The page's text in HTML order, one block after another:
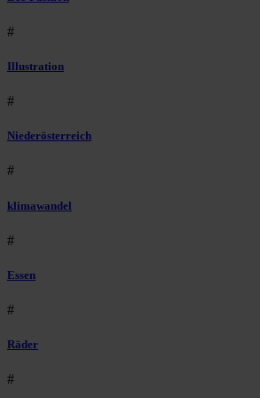
#
Illustration
#
Niederösterreich
#
klimawandel
#
Essen
#
Räder
#